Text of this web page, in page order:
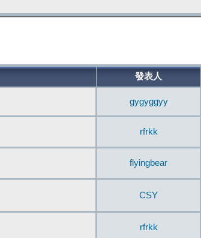
發表人
gygyggyy
rfrkk
flyingbear
CSY
rfrkk